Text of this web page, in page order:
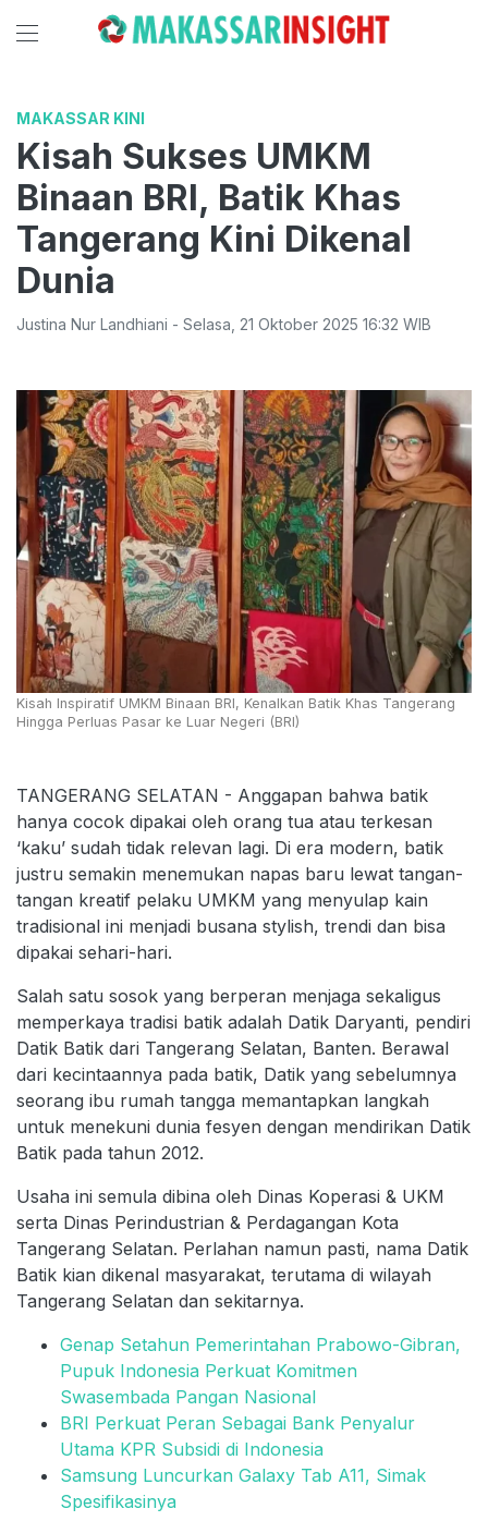
MAKASSAR KINI
Kisah Sukses UMKM
Binaan BRI, Batik Khas
Tangerang Kini Dikenal
Dunia
Justina Nur Landhiani - Selasa 21 Oktober 2025 16:32 WIB
Kisah Inspiratif UMKM Binaan BRI, Kenalkan Batik Khas Tangerang
Hingga Perluas Pasar ke Luar Negeri (BRI)
TANGERANG SELATAN - Anggapan bahwa batik
hanya cocok dipakai oleh orang tua atau terkesan
‘kaku’ sudah tidak relevan lagi. Di era modern, batik
justru semakin menemukan napas baru lewat tangan-
tangan kreatif pelaku UMKM yang menyulap kain
tradisional ini menjadi busana stylish, trendi dan bisa
dipakai sehari-hari.
Salah satu sosok yang berperan menjaga sekaligus
memperkaya tradisi batik adalah Datik Daryanti, pendiri
Datik Batik dari Tangerang Selatan, Banten. Berawal
dari kecintaannya pada batik, Datik yang sebelumnya
seorang ibu rumah tangga memantapkan langkah
untuk menekuni dunia fesyen dengan mendirikan Datik
Batik pada tahun 2012.
Usaha ini semula dibina oleh Dinas Koperasi & UKM
serta Dinas Perindustrian & Perdagangan Kota
Tangerang Selatan. Perlahan namun pasti, nama Datik
Batik kian dikenal masyarakat, terutama di wilayah
Tangerang Selatan dan sekitarnya.
Genap Setahun Pemerintahan Prabowo-Gibran,
Pupuk Indonesia Perkuat Komitmen
Swasembada Pangan Nasional
BRI Perkuat Peran Sebagai Bank Penyalur
Utama KPR Subsidi di Indonesia
Samsung Luncurkan Galaxy Tab A11, Simak
Spesifikasinya